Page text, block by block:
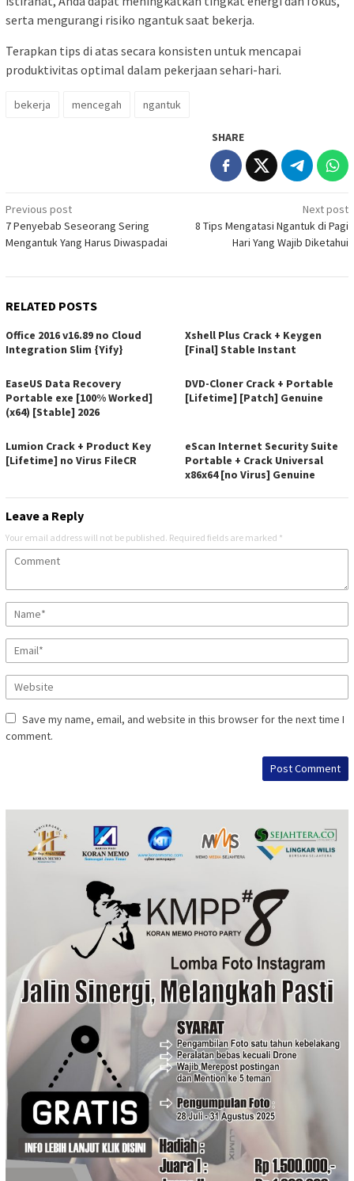
serta mengurangi risiko ngantuk saat bekerja.
Terapkan tips di atas secara konsisten untuk mencapai
produktivitas optimal dalam pekerjaan sehari-hari.
bekerja mencegah ngantuk
SHARE
Post
navigation
Previous post
7 Penyebab Seseorang Sering
Mengantuk Yang Harus Diwaspadai
Next post
8 Tips Mengatasi Ngantuk di Pagi
Hari Yang Wajib Diketahui
RELATED POSTS
Office 2016 v16.89 no Cloud
Integration Slim {Yify}
Xshell Plus Crack + Keygen
[Final] Stable Instant
EaseUS Data Recovery
Portable exe [100% Worked]
(x64) [Stable] 2026
DVD-Cloner Crack + Portable
[Lifetime] [Patch] Genuine
Lumion Crack + Product Key
[Lifetime] no Virus FileCR
eScan Internet Security Suite
Portable + Crack Universal
x86x64 [no Virus] Genuine
Leave a Reply
Your email address will not be published. Required fields are marked *
Save my name, email, and website in this browser for the next time I
comment.